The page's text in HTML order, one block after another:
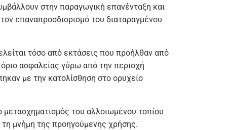
στην παραγωγική επανένταξη και
επαναπροσδιορισμό του διαταραγμένου
τόσο από εκτάσεις που προήλθαν από
ασφαλείας γύρω από την περιοχή
με την κατολίσθηση στο ορυχείο
μετασχηματισμός του αλλοιωμένου τοπίου
μνήμη της προηγούμενης χρήσης.